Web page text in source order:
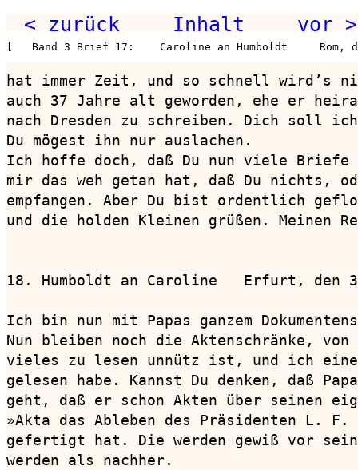
< zurück Inhalt vor >
[   Band 3 Brief 17:    Caroline an Humboldt     Rom,
hat immer Zeit, und so schnell wird’s
auch 37 Jahre alt geworden, ehe er
nach Dresden zu schreiben. Dich soll ich
Du mögest ihn nur auslachen.
Ich hoffe doch, daß Du nun viele Briefe
mir das weh getan hat, daß Du nichts,
empfangen. Aber Du bist ordentlich
und die holden Kleinen grüßen. Meinen
18. Humboldt an Caroline   Erfurt, den 3.
Ich bin nun mit Papas ganzem
Nun bleiben noch die Aktenschränke, von
vieles zu lesen unnütz ist, und ich
gelesen habe. Kannst Du denken, daß
geht, daß er schon Akten über seinen
»Akta das Ableben des Präsidenten L.
gefertigt hat. Die werden gewiß vor
werden als nachher.